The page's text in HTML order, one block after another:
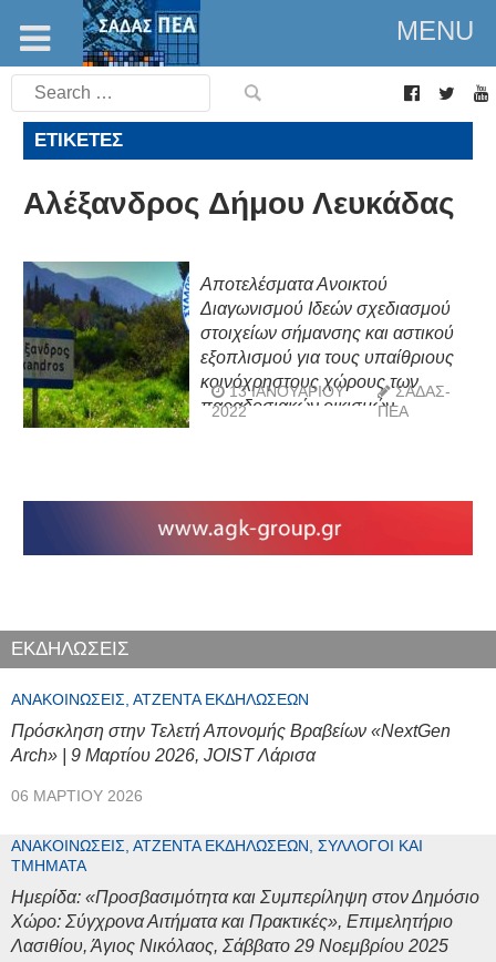
MENU
Search
for:
ΕΤΙΚΈΤΕΣ
Αλέξανδρος Δήμου Λευκάδας
Αποτελέσματα Ανοικτού
Διαγωνισμού Ιδεών σχεδιασμού
στοιχείων σήμανσης και αστικού
εξοπλισμού για τους υπαίθριους
κοινόχρηστους χώρους των
παραδοσιακών οικισμών
13 ΙΑΝΟΥΑΡΊΟΥ
2022
ΣΑΔΑΣ-
ΠΕΑ
ΕΚΔΗΛΩΣΕΙΣ
ΑΝΑΚΟΙΝΏΣΕΙΣ, ΑΤΖΈΝΤΑ ΕΚΔΗΛΏΣΕΩΝ
Πρόσκληση στην Τελετή Απονομής Βραβείων «NextGen
Arch» | 9 Μαρτίου 2026, JOIST Λάρισα
06 ΜΑΡΤΊΟΥ 2026
ΑΝΑΚΟΙΝΏΣΕΙΣ, ΑΤΖΈΝΤΑ ΕΚΔΗΛΏΣΕΩΝ, ΣΎΛΛΟΓΟΙ ΚΑΙ
ΤΜΉΜΑΤΑ
Ημερίδα: «Προσβασιμότητα και Συμπερίληψη στον Δημόσιο
Χώρο: Σύγχρονα Αιτήματα και Πρακτικές», Επιμελητήριο
Λασιθίου, Άγιος Νικόλαος, Σάββατο 29 Νοεμβρίου 2025